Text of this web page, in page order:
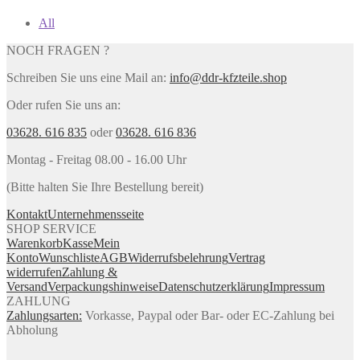
All
NOCH FRAGEN ?
Schreiben Sie uns eine Mail an: info@ddr-kfzteile.shop
Oder rufen Sie uns an:
03628. 616 835 oder03628. 616 836
Montag - Freitag 08.00 - 16.00 Uhr
(Bitte halten Sie Ihre Bestellung bereit)
KontaktUnternehmensseite
SHOP SERVICE
WarenkorbKasseMein
KontoWunschlisteAGBWiderrufsbelehrungVertrag
widerrufenZahlung &
VersandVerpackungshinweiseDatenschutzerklärungImpressum
ZAHLUNG
Zahlungsarten: Vorkasse, Paypal oder Bar- oder EC-Zahlung bei
Abholung